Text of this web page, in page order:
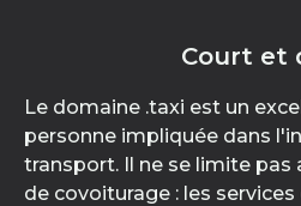
Court et
Le domaine .taxi est un
personne impliquée dans
transport. Il ne se limite pas
de covoiturage : les